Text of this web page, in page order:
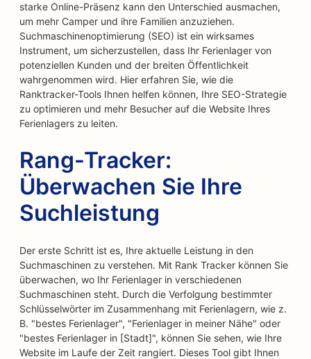
starke Online-Präsenz kann den Unterschied ausmachen,
um mehr Camper und ihre Familien anzuziehen.
Suchmaschinenoptimierung (SEO) ist ein wirksames
Instrument, um sicherzustellen, dass Ihr Ferienlager von
potenziellen Kunden und der breiten Öffentlichkeit
wahrgenommen wird. Hier erfahren Sie, wie die
Ranktracker-Tools Ihnen helfen können, Ihre SEO-Strategie
zu optimieren und mehr Besucher auf die Website Ihres
Ferienlagers zu leiten.
Rang-Tracker:
Überwachen Sie Ihre
Suchleistung
Der erste Schritt ist es, Ihre aktuelle Leistung in den
Suchmaschinen zu verstehen. Mit Rank Tracker können Sie
überwachen, wo Ihr Ferienlager in verschiedenen
Suchmaschinen steht. Durch die Verfolgung bestimmter
Schlüsselwörter im Zusammenhang mit Ferienlagern, wie z.
B. "bestes Ferienlager", "Ferienlager in meiner Nähe" oder
"bestes Ferienlager in [Stadt]", können Sie sehen, wie Ihre
Website im Laufe der Zeit rangiert. Dieses Tool gibt Ihnen